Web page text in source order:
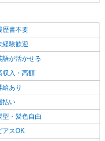
歴書不要
経験歓迎
語が活かせる
収入・高額
給あり
払い
型・髪色自由
アスOK